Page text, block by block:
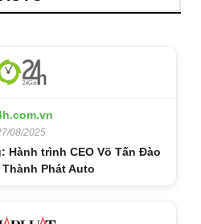
08/2025
Hành trình CEO Võ Tấn Đào
Phát Auto